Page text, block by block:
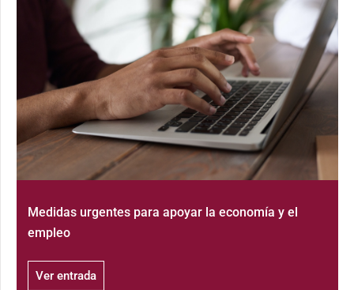
Medidas urgentes para apoyar la economía y el
empleo
Ver entrada